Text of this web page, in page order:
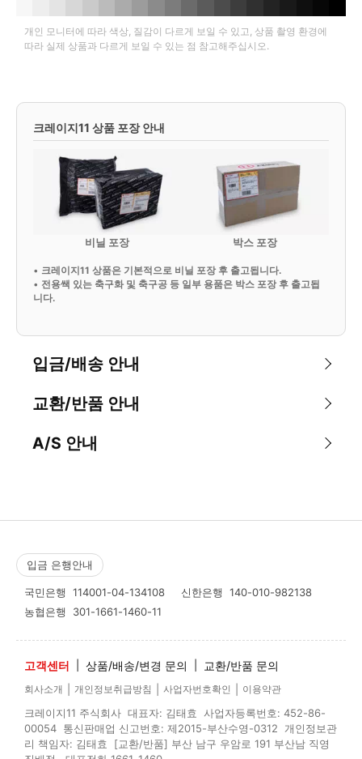
개인 모니터에 따라 색상, 질감이 다르게 보일 수 있고, 상품 촬영 환경에
따라 실제 상품과 다르게 보일 수 있는 점 참고해주십시오.
크레이지11 상품 포장 안내
비닐 포장 박스 포장
• 크레이지11 상품은 기본적으로 비닐 포장 후 출고됩니다.
• 전용쌕 있는 축구화 및 축구공 등 일부 용품은 박스 포장 후 출고됩
니다.
입금/배송 안내
교환/반품 안내
A/S 안내
입금 은행안내
국민은행 114001-04-134108 신한은행 140-010-982138
농협은행 301-1661-1460-11
고객센터 상품/배송/변경 문의 교환/반품 문의
회사소개 개인정보취급방침 사업자번호확인 이용약관
크레이지11 주식회사 대표자: 김태효 사업자등록번호: 452-86-
00054 통신판매업 신고번호: 제2015-부산수영-0312 개인정보관
리 책임자: 김태효 [교환/반품] 부산 남구 우암로 191 부산남 직영